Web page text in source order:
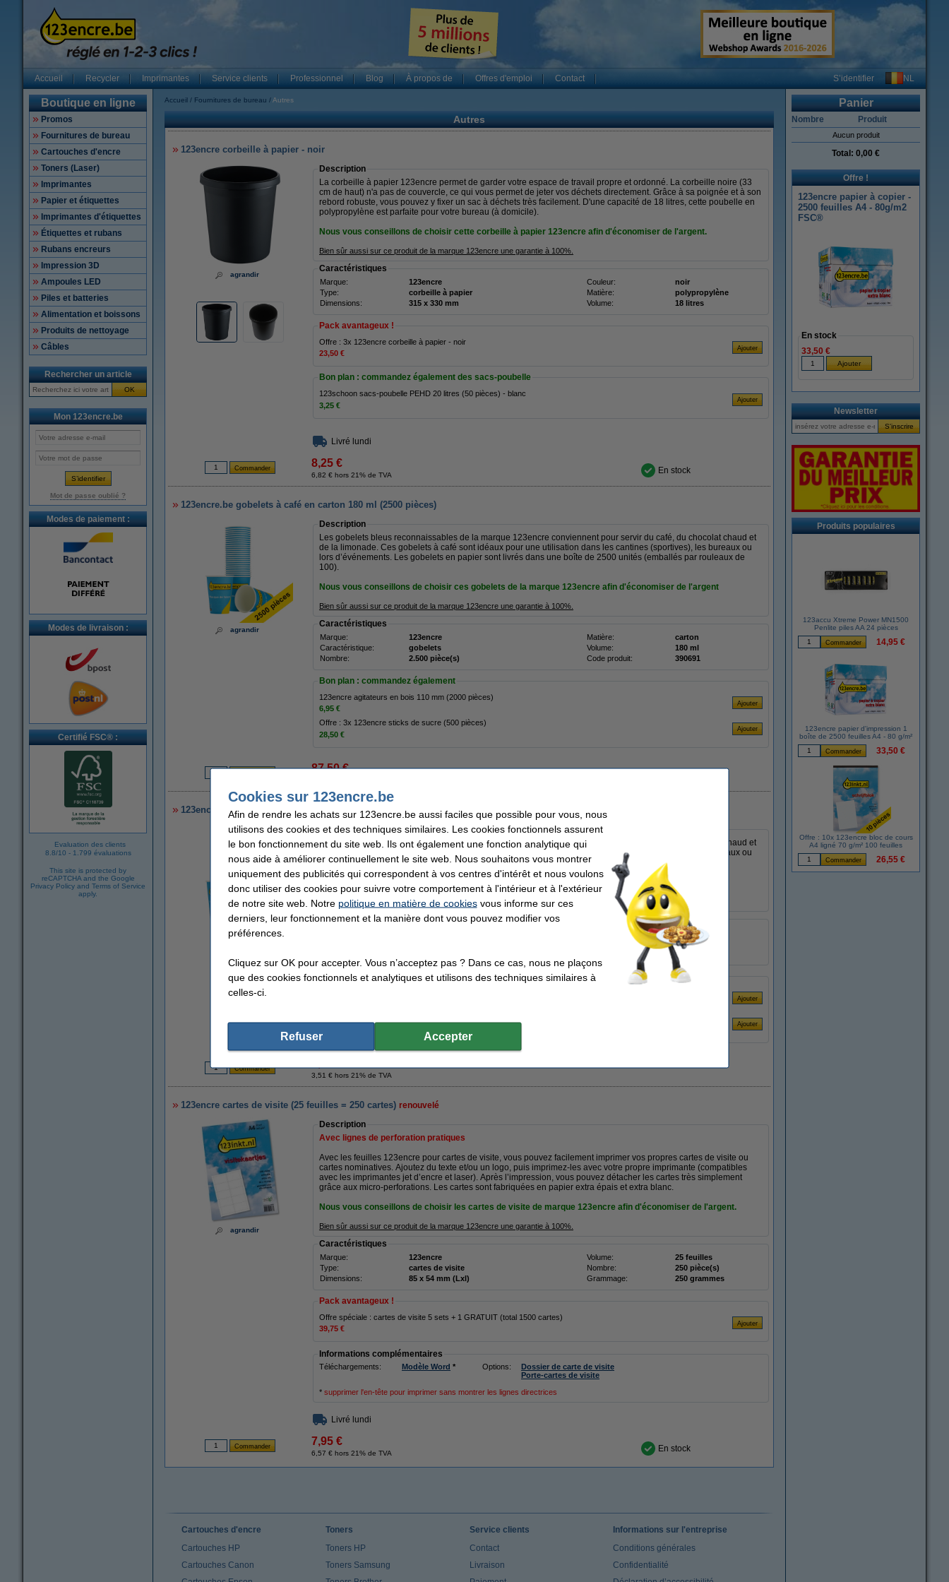
Accueil Recycler Imprimantes Service clients Professionnel Blog À propos de Offres d'emploi Contact S’identifier NL
Boutique en ligne
Promos
Fournitures de bureau
Cartouches d'encre
Toners (Laser)
Imprimantes
Papier et étiquettes
Imprimantes d'étiquettes
Étiquettes et rubans
Rubans encreurs
Impression 3D
Ampoules LED
Piles et batteries
Alimentation et boissons
Produits de nettoyage
Câbles
Rechercher un article
OK
Mon 123encre.be
Mot de passe oublié ?
Modes de paiement :
Modes de livraison :
Certifié FSC® :
Evaluation des clients
8.8/10 - 1.799 évaluations
This site is protected by
reCAPTCHA and the Google
Privacy Policy and Terms of Service
apply.
Accueil Fournitures de bureau Autres
Autres
123encre corbeille à papier - noir
agrandir
Description
La corbeille à papier 123encre permet de garder votre espace de travail propre et ordonné. La corbeille noire (33
cm de haut) n'a pas de couvercle, ce qui vous permet de jeter vos déchets directement. Grâce à sa poignée et à son
rebord robuste, vous pouvez y fixer un sac à déchets très facilement. D'une capacité de 18 litres, cette poubelle en
polypropylène est parfaite pour votre bureau (à domicile).
Nous vous conseillons de choisir cette corbeille à papier 123encre afin d'économiser de l'argent.
Bien sûr aussi sur ce produit de la marque 123encre une garantie à 100%.
Caractéristiques
Marque: 123encre Couleur:
noir
Type:
corbeille à papier Matière:
polypropylène
Dimensions:
315 x 330 mm Volume: 18 litres
Pack avantageux !
Offre : 3x 123encre corbeille à papier - noir
23,50 €
Bon plan : commandez également des sacs-poubelle
123schoon sacs-poubelle PEHD 20 litres (50 pièces) - blanc
3,25 €
Livré lundi
8,25 €
6,82 € hors 21% de TVA En stock
123encre.be gobelets à café en carton 180 ml (2500 pièces)
agrandir
Description
Les gobelets bleus reconnaissables de la marque 123encre conviennent pour servir du café, du chocolat chaud et
de la limonade. Ces gobelets à café sont idéaux pour une utilisation dans les cantines (sportives), les bureaux ou
lors d’événements. Les gobelets en papier sont livrés dans une boîte de 2500 unités (emballés par rouleaux de
100).
Nous vous conseillons de choisir ces gobelets de la marque 123encre afin d'économiser de l'argent
Bien sûr aussi sur ce produit de la marque 123encre une garantie à 100%.
Caractéristiques
Marque: 123encre Matière:
carton
Caractéristique:
gobelets Volume:
180 ml
Nombre:
2.500 pièce(s) Code produit: 390691
Bon plan : commandez également
123encre agitateurs en bois 110 mm (2000 pièces)
6,95 €
Offre : 3x 123encre sticks de sucre (500 pièces)
28,50 €
87,50 €
123encre.be gobelets à café en carton 180 ml (100 pièces)
agrandir
Description
Les gobelets bleus reconnaissables de la marque 123encre conviennent pour servir du café, du chocolat chaud et
de la limonade. Ces gobelets à café sont idéaux pour une utilisation dans les cantines (sportives), les bureaux ou
lors d’événements. Les gobelets en papier sont livrés par lot de 100 unités.
Nous vous conseillons de choisir ces gobelets de la marque 123encre afin d'économiser de l'argent
Bien sûr aussi sur ce produit de la marque 123encre une garantie à 100%.
Caractéristiques
carton
180 ml
390690
Bon plan : commandez également
3,51 € hors 21% de TVA
123encre cartes de visite (25 feuilles = 250 cartes) renouvelé
agrandir
Description
Avec lignes de perforation pratiques
Avec les feuilles 123encre pour cartes de visite, vous pouvez facilement imprimer vos propres cartes de visite ou
cartes nominatives. Ajoutez du texte et/ou un logo, puis imprimez-les avec votre propre imprimante (compatibles
avec les imprimantes jet d’encre et laser). Après l’impression, vous pouvez détacher les cartes très simplement
grâce aux micro-perforations. Les cartes sont fabriquées en papier extra épais et extra blanc.
Nous vous conseillons de choisir les cartes de visite de marque 123encre afin d'économiser de l'argent.
Bien sûr aussi sur ce produit de la marque 123encre une garantie à 100%.
Caractéristiques
Marque: 123encre Volume:
25 feuilles
Type:
cartes de visite Nombre:
250 pièce(s)
Dimensions:
85 x 54 mm (Lxl) Grammage: 250 grammes
Pack avantageux !
Offre spéciale : cartes de visite 5 sets + 1 GRATUIT (total 1500 cartes)
39,75 €
Informations complémentaires
Téléchargements: Modèle Word * Options:
Dossier de carte de visite
Porte-cartes de visite
* supprimer l'en-tête pour imprimer sans montrer les lignes directrices
Livré lundi
7,95 €
6,57 € hors 21% de TVA En stock
Panier
Nombre Produit
Aucun produit
Total: 0,00 €
Offre !
123encre papier à copier -
2500 feuilles A4 - 80g/m2
FSC®
En stock
33,50 €
Newsletter
Produits populaires
123accu Xtreme Power MN1500
Penlite piles AA 24 pièces
14,95 €
123encre papier d'impression 1
boîte de 2500 feuilles A4 - 80 g/m²
33,50 €
Offre : 10x 123encre bloc de cours
A4 ligné 70 g/m² 100 feuilles
26,55 €
Cartouches d'encre
Cartouches HP
Cartouches Canon
Toners
Toners HP
Toners Samsung
Service clients
Contact
Livraison
Informations sur l'entreprise
Conditions générales
Confidentialité
Cookies sur 123encre.be
Afin de rendre les achats sur 123encre.be aussi faciles que possible pour vous, nous
utilisons des cookies et des techniques similaires. Les cookies fonctionnels assurent
le bon fonctionnement du site web. Ils ont également une fonction analytique qui
nous aide à améliorer continuellement le site web. Nous souhaitons vous montrer
uniquement des publicités qui correspondent à vos centres d'intérêt et nous voulons
donc utiliser des cookies pour suivre votre comportement à l'intérieur et à l'extérieur
de notre site web. Notre politique en matière de cookiesvous informe sur ces
derniers, leur fonctionnement et la manière dont vous pouvez modifier vos
préférences.
Cliquez sur OK pour accepter. Vous n’acceptez pas ? Dans ce cas, nous ne plaçons
que des cookies fonctionnels et analytiques et utilisons des techniques similaires à
celles-ci.
Refuser Accepter